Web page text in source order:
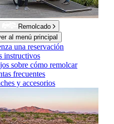
Remolcado
al menú principal
una reservación
instructivos
sobre cómo remolcar
frecuentes
y accesorios